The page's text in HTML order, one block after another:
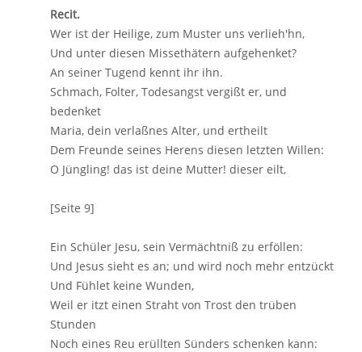
Recit.
Wer ist der Heilige, zum Muster uns verlieh'hn,
Und unter diesen Missethätern aufgehenket?
An seiner Tugend kennt ihr ihn.
Schmach, Folter, Todesangst vergißt er, und
bedenket
Maria, dein verlaßnes Alter, und ertheilt
Dem Freunde seines Herens diesen letzten Willen:
O Jüngling! das ist deine Mutter! dieser eilt,
[Seite 9]
Ein Schüler Jesu, sein Vermächtniß zu erföllen:
Und Jesus sieht es an; und wird noch mehr entzückt
Und Fühlet keine Wunden,
Weil er itzt einen Straht von Trost den trüben
Stunden
Noch eines Reu erüllten Sünders schenken kann: